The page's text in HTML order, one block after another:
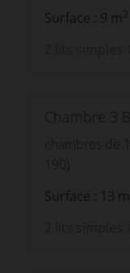
Surface : 9 m2
Chambre 3 B
chambres de
Surface : 13 m